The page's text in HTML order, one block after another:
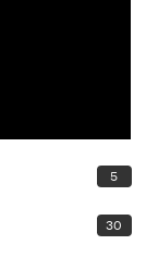
5
30